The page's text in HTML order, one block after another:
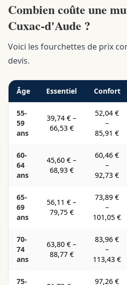
Combien coûte une
Cuxac-d'Aude ?
Voici les fourchettes de prix
devis.
Âge Essentiel Confort
55-
59
ans
39,74 € –
66,53 €
52,04 €
–
85,91 €
60-
64
ans
45,60 € –
68,93 €
60,46 €
–
92,73 €
65-
69
ans
56,11 € –
79,75 €
73,89 €
–
101,05 €
70-
74
ans
63,80 € –
88,77 €
83,96 €
–
113,43 €
75- 97,26 €